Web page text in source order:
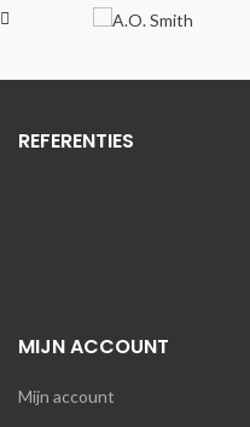
REFERENTIES
MIJN ACCOUNT
Mijn account